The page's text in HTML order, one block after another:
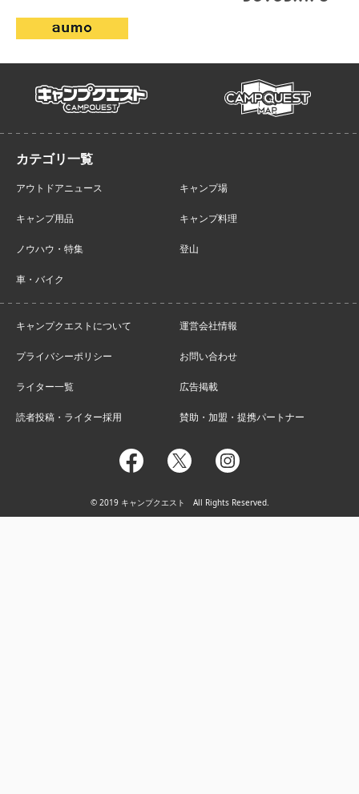
campquest campmap
アウトドアニュース キャンプ場
キャンプ用品 キャンプ料理
ノウハウ・特集 登山
車・バイク
キャンプクエストについて 運営会社情報
プライバシーポリシー お問い合わせ
ライター一覧 広告掲載
読者投稿・ライター採用 賛助・加盟・提携パートナー
facebooktwitter instagram
© 2019 キャンプクエスト All Rights Reserved.